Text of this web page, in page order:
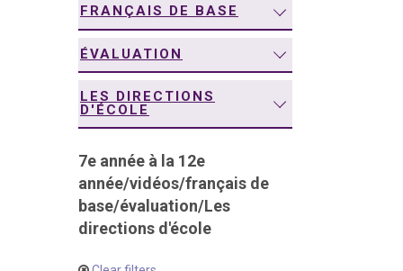
FRANÇAIS DE BASE
ÉVALUATION
LES DIRECTIONS
D'ÉCOLE
7e année à la 12e
année/vidéos/français de
base/évaluation/Les
directions d'école